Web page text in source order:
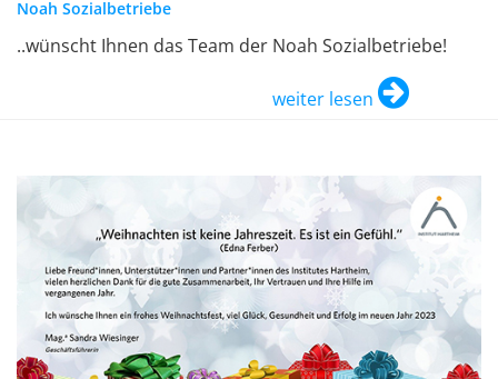
Noah Sozialbetriebe
..wünscht Ihnen das Team der Noah Sozialbetriebe!
weiter lesen